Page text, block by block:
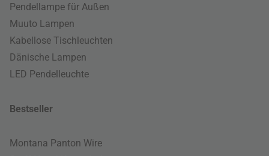
Pendellampe für Außen
Muuto Lampen
Kabellose Tischleuchten
Dänische Lampen
LED Pendelleuchte
Bestseller
Montana Panton Wire